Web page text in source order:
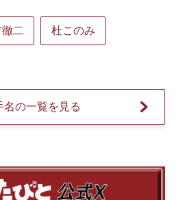
二 杜このみ
名の一覧を見る